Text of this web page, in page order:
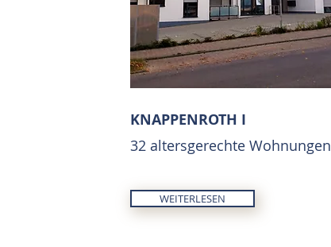
KNAPPENROTH I
32 altersgerechte Wohnungen
WEITERLESEN